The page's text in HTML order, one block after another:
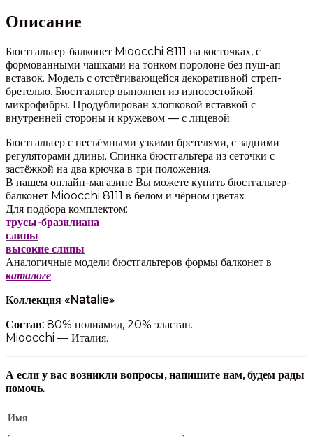
Описание
Бюстгальтер-балконет Mioocchi 8111 на косточках, с
формованными чашками на тонком поролоне без пуш-ап
вставок. Модель с отстёгивающейся декоративной стреп-
бретелью. Бюстгальтер выполнен из износостойкой
микрофибры. Продублирован хлопковой вставкой с
внутренней стороны и кружевом — с лицевой.
Бюстгальтер с несъёмными узкими бретелями, с задними
регуляторами длины. Спинка бюстгальтера из сеточки с
застёжкой на два крючка в три положения.
В нашем онлайн-магазине Вы можете купить бюстгальтер-
балконет Mioocchi 8111 в белом и чёрном цветах
Для подбора комплектом:
трусы-бразилиана
слипы
высокие слипы
Аналогичные модели бюстгальтеров формы балконет в
каталоге
Коллекция «Natalie»
Состав: 80% полиамид, 20% эластан.
Mioocchi — Италия.
А если у вас возникли вопросы, напишите нам, будем рады
помочь.
Имя